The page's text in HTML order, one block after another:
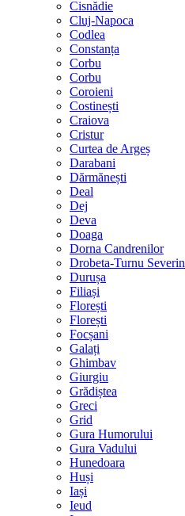
Cisnădie
Cluj-Napoca
Codlea
Constanța
Corbu
Corbu
Coroieni
Costinești
Craiova
Cristur
Curtea de Argeș
Darabani
Dărmănești
Deal
Dej
Deva
Doaga
Dorna Candrenilor
Drobeta-Turnu Severin
Durușa
Filiași
Florești
Florești
Focșani
Galați
Ghimbav
Giurgiu
Grădiștea
Greci
Grid
Gura Humorului
Gura Vadului
Hunedoara
Huși
Iași
Ieud